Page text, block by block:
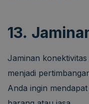
13.
Jaminan
menjadi
Anda ingin